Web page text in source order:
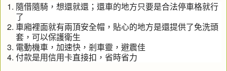
隨借隨騎，想還就還；還車的地方只要是合法停車格就行
了
車廂裡面就有兩頂安全帽，貼心的地方是還提供了免洗頭
套，可以保護衛生
電動機車，加速快，剎車靈，避震佳
付款是用信用卡直接扣，省時省力